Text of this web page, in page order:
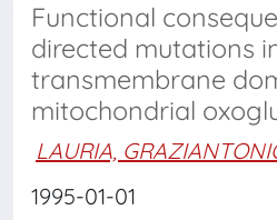
Functional
directed mutations
transmembrane
mitochondrial
LAURIA,
1995-01-01